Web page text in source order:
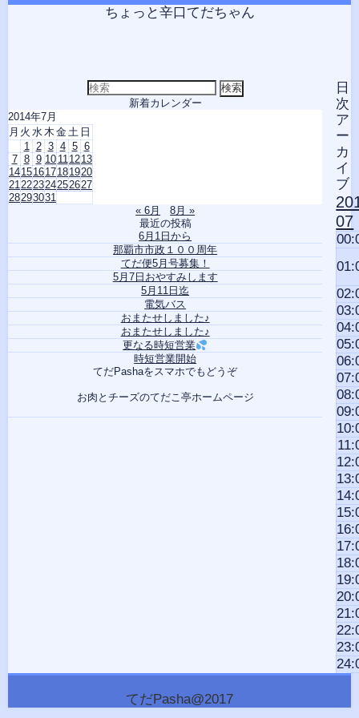
コ
ン
へ
ス
Skip
to
Skip
to
Skip
to
Skip
to
Skip
to
ちょっと辛口てだちゃん
日
次
ア
ー
カ
イ
ブ
07
検
索
象:
新着カレンダー
2014年7月
月 火 水木 金土 日
1 2 3 4 5 6
7 8 9 10 111213
14151617181920
21222324252627
28293031
« 6月
8月 »
最近の投稿
6月1日から
那覇市市政１００周年
てだ便5月号募集！
5月7日おやすみします
5月11日迄
電気バス
おまたせしました♪
おまたせしました♪
更なる時短営業
時短営業開始
てだPashaをスマホでもどうぞ
お肉とチーズのてだこ亭ホームページ
てだPasha@2017